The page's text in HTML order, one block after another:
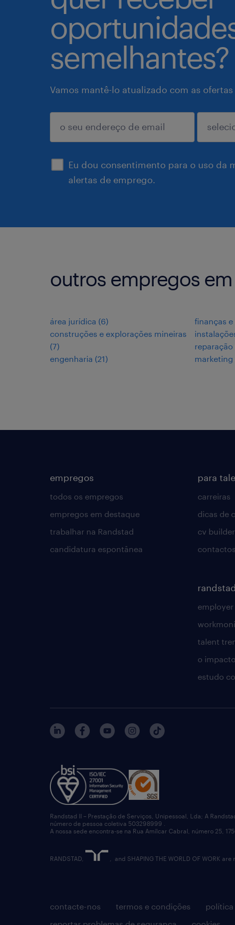
semelhantes?
Vamos mantê-lo atualizado com as
Eu dou consentimento para o uso da
alertas de emprego.
enviar
outros empregos
área jurídica (6)
construções e explorações mineiras
(7)
engenharia (21)
finanças
reparação
empregos
todos os empregos
empregos em destaque
trabalhar na Randstad
candidatura espontânea
para
carreiras
dicas de
cv builder
contactos
talent
o
estudo
contacte-nos termos e condições política
Randstad II – Prestação de Serviços, Unipessoal, Lda; A
número de pessoa coletiva 503298999 .
A nossa sede encontra-se na Rua Amílcar Cabral, número 25,
RANDSTAD, , and SHAPING THE WORLD OF WORK